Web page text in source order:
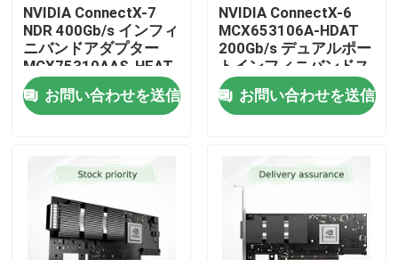
ホーム
製品
動画
私たちについて
NVIDIA ConnectX-7
NDR 400Gb/s インフィ
ニバンドアダプター
MCX75310AAS-HEAT
お問い合わせを送信
NVIDIA ConnectX-6
MCX653106A-HDAT
200Gb/s デュアルポー
トインフィニバンドス
マートアダプター
お問い合わせを送信